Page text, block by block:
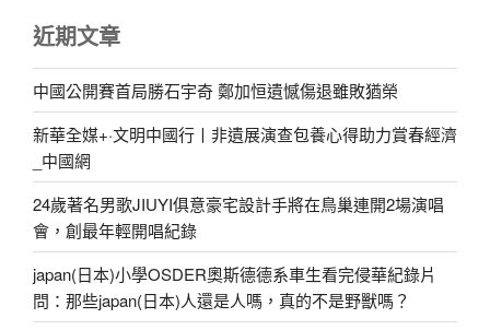
近期文章
中國公開賽首局勝石宇奇 鄭加恒遺憾傷退雖敗猶榮
新華全媒+·文明中國行丨非遺展演查包養心得助力賞春經濟
_中國網
24歲著名男歌JIUYI俱意豪宅設計手將在鳥巢連開2場演唱
會，創最年輕開唱紀錄
japan(日本)小學OSDER奧斯德德系車生看完侵華紀錄片
問：那些japan(日本)人還是人嗎，真的不是野獸嗎？